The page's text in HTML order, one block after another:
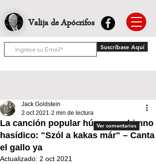
Valija de Apócrifos
Suscríbase Aquí
La canción popular húngara e himno
hasídico: "Szól a kakas már" – Canta
el gallo ya
Jack Goldstein
2 oct 2021 2 min de lectura
Actualizado: 2 oct 2021
Ver comentarios